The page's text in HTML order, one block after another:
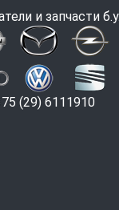
и запчасти б.у.
(29) 6111910